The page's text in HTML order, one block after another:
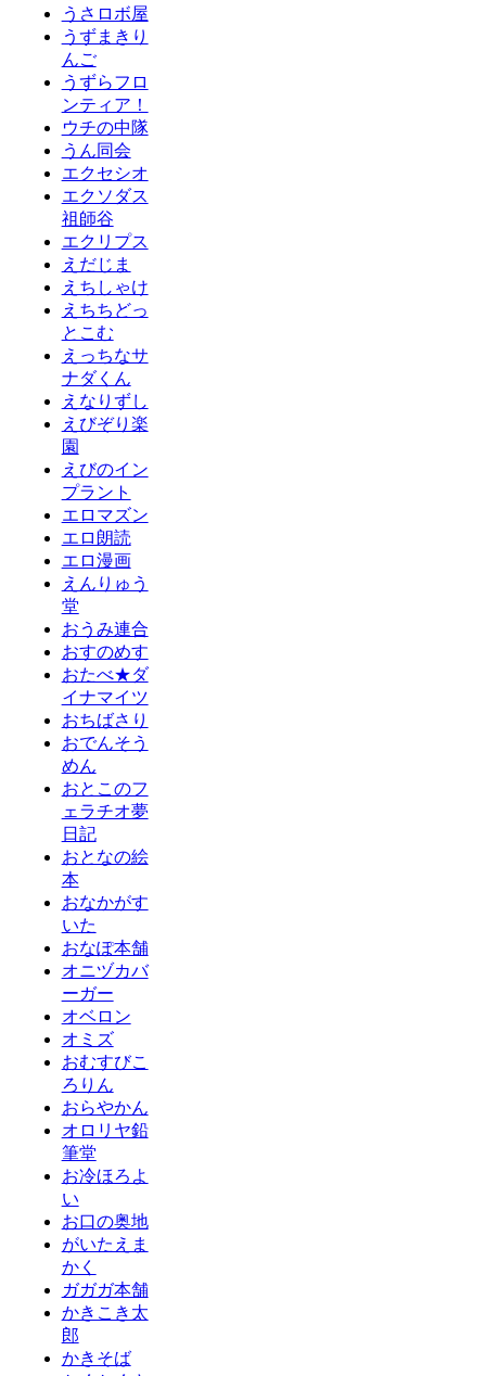
うさロボ屋
うずまきり
んご
うずらフロ
ンティア！
ウチの中隊
うん同会
エクセシオ
エクソダス
祖師谷
エクリプス
えだじま
えちしゃけ
えちちどっ
とこむ
えっちなサ
ナダくん
えなりずし
えびぞり楽
園
えびのイン
プラント
エロマズン
エロ朗読
エロ漫画
えんりゅう
堂
おうみ連合
おすのめす
おたべ★ダ
イナマイツ
おちばさり
おでんそう
めん
おとこのフ
ェラチオ夢
日記
おとなの絵
本
おなかがす
いた
おなぽ本舗
オニヅカバ
ーガー
オベロン
オミズ
おむすびこ
ろりん
おらやかん
オロリヤ鉛
筆堂
お冷ほろよ
い
お口の奥地
がいたえま
かく
ガガガ本舗
かきこき太
郎
かきそば